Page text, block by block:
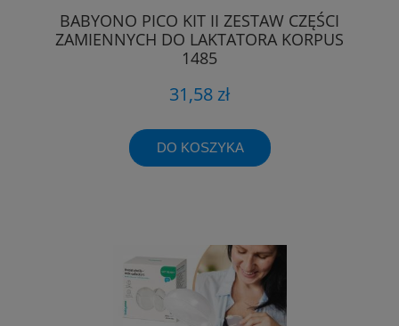
BABYONO PICO KIT II ZESTAW CZĘŚCI
ZAMIENNYCH DO LAKTATORA KORPUS
1485
31,58 zł
DO KOSZYKA